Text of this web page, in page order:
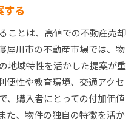
する
ことは、高値での不動産売却
屋川市の不動産市場では、物
地域特性を活かした提案が重
便性や教育環境、交通アクセ
、購入者にとっての付加価値
た、物件の独自の特徴を活か